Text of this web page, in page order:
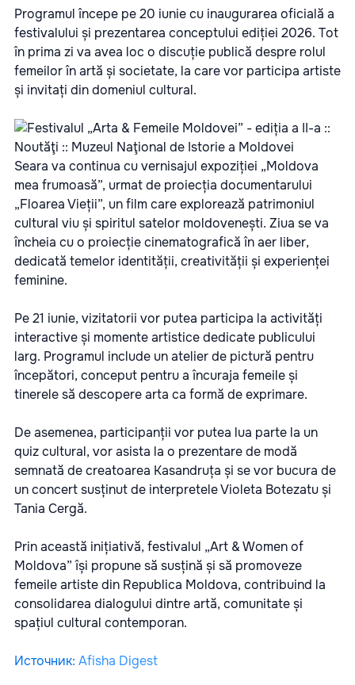
Programul începe pe 20 iunie cu inaugurarea oficială a
festivalului și prezentarea conceptului ediției 2026. Tot
în prima zi va avea loc o discuție publică despre rolul
femeilor în artă și societate, la care vor participa artiste
și invitați din domeniul cultural.
Seara va continua cu vernisajul expoziției „Moldova
mea frumoasă”, urmat de proiecția documentarului
„Floarea Vieții”, un film care explorează patrimoniul
cultural viu și spiritul satelor moldovenești. Ziua se va
încheia cu o proiecție cinematografică în aer liber,
dedicată temelor identității, creativității și experienței
feminine.
Pe 21 iunie, vizitatorii vor putea participa la activități
interactive și momente artistice dedicate publicului
larg. Programul include un atelier de pictură pentru
începători, conceput pentru a încuraja femeile și
tinerele să descopere arta ca formă de exprimare.
De asemenea, participanții vor putea lua parte la un
quiz cultural, vor asista la o prezentare de modă
semnată de creatoarea Kasandruța și se vor bucura de
un concert susținut de interpretele Violeta Botezatu și
Tania Cergă.
Prin această inițiativă, festivalul „Art & Women of
Moldova” își propune să susțină și să promoveze
femeile artiste din Republica Moldova, contribuind la
consolidarea dialogului dintre artă, comunitate și
spațiul cultural contemporan.
Источник: Afisha Digest